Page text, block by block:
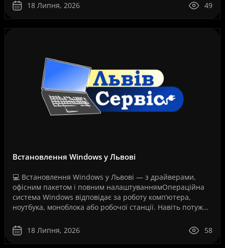
18 Липня, 2026
49
Встановлення Windows у Львові
💻 Встановлення Windows у Львові — з драйверами,
офісним пакетом і повним налаштуваннямОпераційна
система Windows відповідає за роботу комп’ютера,
ноутбука, моноблока або робочої станції. Навіть потужне
18 Липня, 2026
58